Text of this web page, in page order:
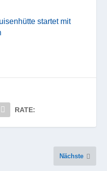
startet mit
RATE:
Nächste